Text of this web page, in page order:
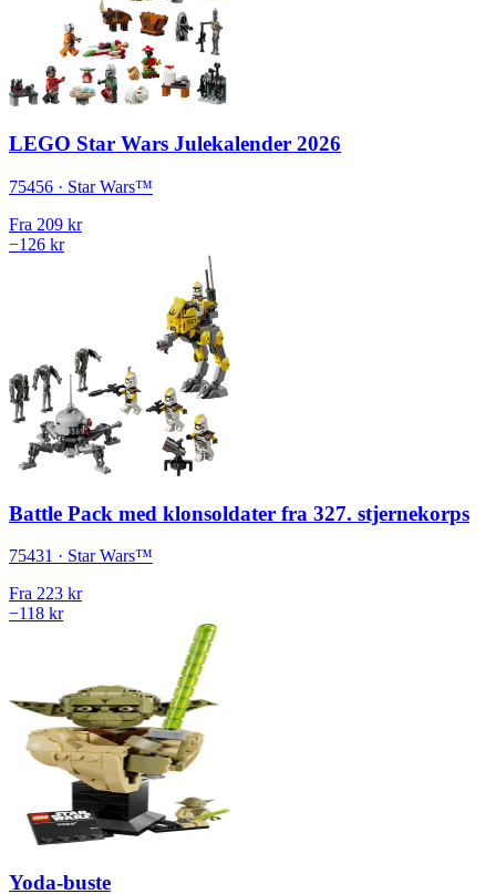
LEGO Star Wars Julekalender 2026
75456 · Star Wars™
Fra 209 kr
−126 kr
Battle Pack med klonsoldater fra 327. stjernekorps
75431 · Star Wars™
Fra 223 kr
−118 kr
Yoda-buste